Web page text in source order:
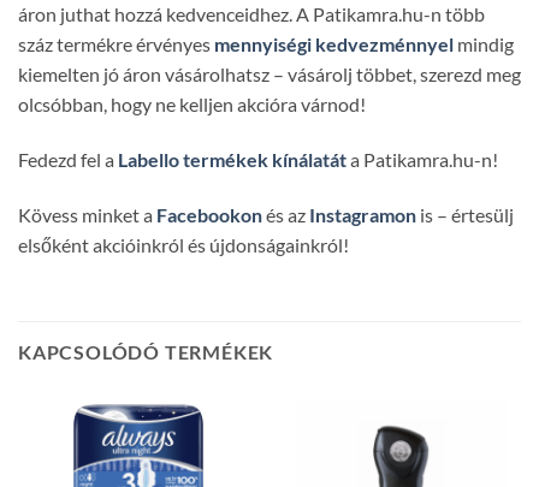
áron juthat hozzá kedvenceidhez. A Patikamra.hu-n több
száz termékre érvényes mennyiségi kedvezménnyel mindig
kiemelten jó áron vásárolhatsz – vásárolj többet, szerezd meg
olcsóbban, hogy ne kelljen akcióra várnod!
Fedezd fel a Labello termékek kínálatáta Patikamra.hu-n!
Kövess minket a Facebookonés az Instagramon is – értesülj
elsőként akcióinkról és újdonságainkról!
KAPCSOLÓDÓ TERMÉKEK